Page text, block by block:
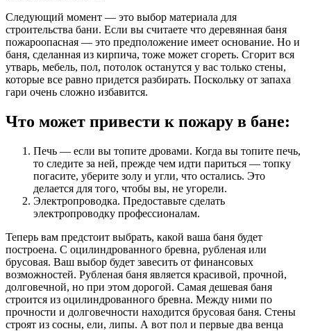
Следующий момент — это выбор материала для
строительства бани. Если вы считаете что деревянная баня
пожароопасная — это предположение имеет основание. Но и
баня, сделанная из кирпича, тоже может сгореть. Сгорит вся
утварь, мебель, пол, потолок останутся у вас только стены,
которые все равно придется разбирать. Поскольку от запаха
гари очень сложно избавится.
Что может привести к пожару в бане:
Печь — если вы топите дровами. Когда вы топите печь,
то следите за ней, прежде чем идти париться — топку
погасите, уберите золу и угли, что остались. Это
делается для того, чтобы вы, не угорели.
Электропроводка. Предоставьте сделать
электропроводку профессионалам.
Теперь вам предстоит выбрать, какой ваша баня будет
построена. С оцилиндрованного бревна, рубленая или
брусовая. Ваш выбор будет завесить от финансовых
возможностей. Рубленая баня является красивой, прочной,
долговечной, но при этом дорогой. Самая дешевая баня
строится из оцилиндрованного бревна. Между ними по
прочности и долговечности находится брусовая баня. Стены
строят из сосны, ели, липы. А вот пол и первые два венца